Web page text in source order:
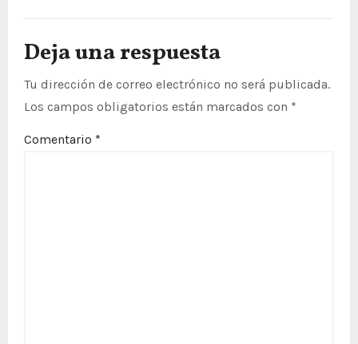
Deja una respuesta
Tu dirección de correo electrónico no será publicada.
Los campos obligatorios están marcados con *
Comentario *